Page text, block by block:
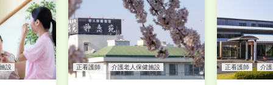
設 正看護師 介護老人保健施設 正看護師 介